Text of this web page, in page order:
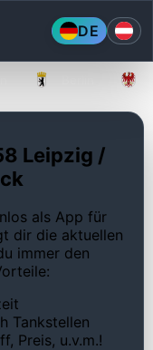
DE
Leipzig /
als App für
dir die aktuellen
immer den
Tankstellen
Preis, u.v.m.!